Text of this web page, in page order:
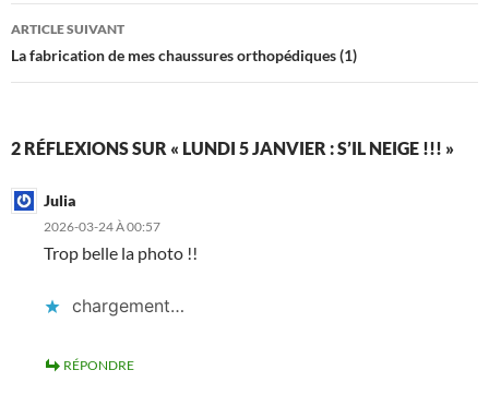
articles
ARTICLE SUIVANT
La fabrication de mes chaussures orthopédiques (1)
2 RÉFLEXIONS SUR « LUNDI 5 JANVIER : S’IL NEIGE !!! »
Julia
2026-03-24 À 00:57
Trop belle la photo !!
chargement…
RÉPONDRE